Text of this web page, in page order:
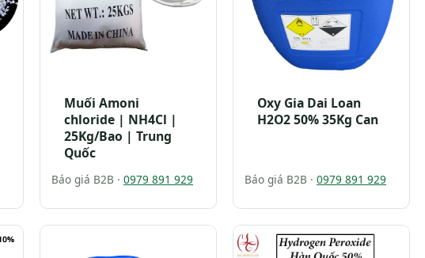
Muối Amoni
chloride | NH4Cl |
25Kg/Bao | Trung
Quốc
Báo giá B2B · 0979 891 929
Oxy Gia Dai Loan
H2O2 50% 35Kg Can
Báo giá B2B · 0979 891 929